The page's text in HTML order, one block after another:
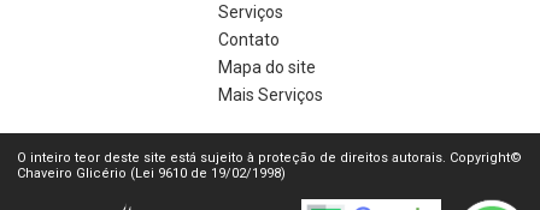
Serviços
Contato
Mapa do site
Mais Serviços
O inteiro teor deste site está sujeito à proteção de direitos autorais. Copyright©
Chaveiro Glicério (Lei 9610 de 19/02/1998)